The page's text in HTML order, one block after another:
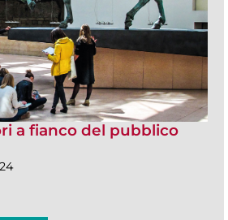
a fianco del pubblico